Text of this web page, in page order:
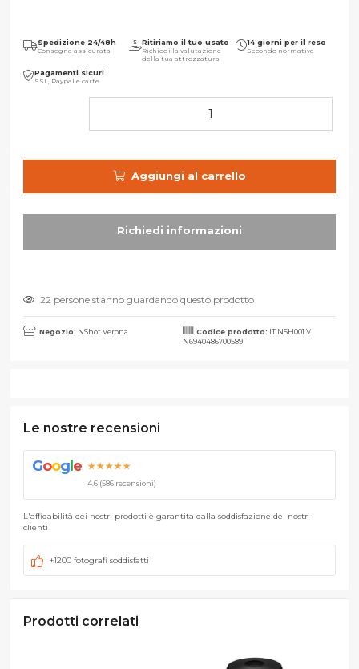
Spedizione 24/48h
Consegna assicurata
Ritiriamo il tuo usato
Richiedi la valutazione
della tua attrezzatura
14 giorni per il reso
Secondo normativa
Pagamenti sicuri
SSL, Paypal e carte
Aggiungi al carrello
22 persone stanno guardando questo prodotto
Negozio: NShot Verona Codice prodotto: IT NSH001 V
N6940486700589
Le nostre recensioni
Goog e ★★★★★
4.6 (586 recensioni)
L'affidabilità dei nostri prodotti è garantita dalla soddisfazione dei nostri
clienti
+1200 fotografi soddisfatti
Prodotti correlati